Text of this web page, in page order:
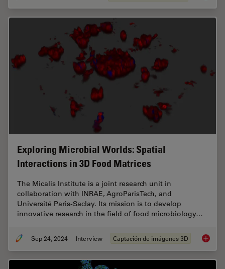
Exploring Microbial Worlds: Spatial
Interactions in 3D Food Matrices
The Micalis Institute is a joint research unit in
collaboration with INRAE, AgroParisTech, and
Université Paris-Saclay. Its mission is to develop
innovative research in the field of food microbiology…
Sep 24, 2024 Interview Captación de imágenes 3D